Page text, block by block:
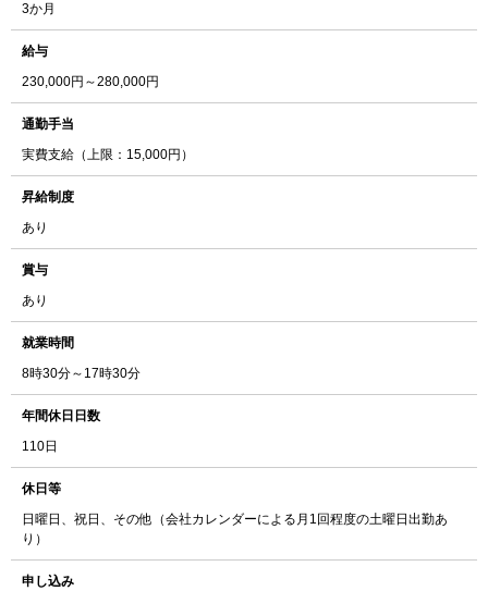
3か月
給与
230,000円～280,000円
通勤手当
実費支給（上限：15,000円）
昇給制度
あり
賞与
あり
就業時間
8時30分～17時30分
年間休日日数
110日
休日等
日曜日、祝日、その他（会社カレンダーによる月1回程度の土曜日出勤あ
り）
申し込み